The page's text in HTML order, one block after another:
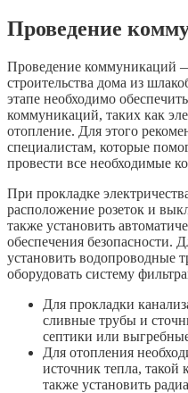
Проведение
Проведение коммуникаций
строительства дома из
этапе необходимо
коммуникаций, таких как
отопление. Для этого
специалистам, которые
провести все необходимые
При прокладке
расположение розеток и
также установить
обеспечения безопасности.
установить водопроводные
оборудовать систему
Для прокладки
сливные трубы и
септики или
Для отопления
источник тепла, такой
также установить